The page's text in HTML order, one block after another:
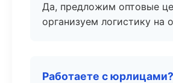
Да, предложим оптовые
организуем логистику на
Работаете с юрлицами?